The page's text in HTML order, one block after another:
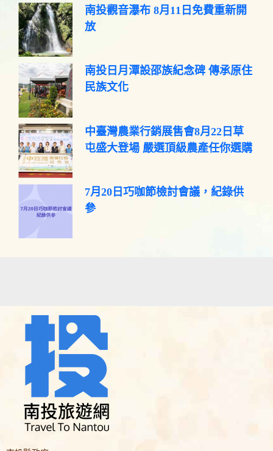
南投觀音瀑布 8月11日免費重新開
放
南投日月潭設邵族紀念碑 傳承原住
民族文化
中臺灣農業行銷展售會8月22日草
屯盛大登場 嚴選頂級農產任你選購
7月20日巧咖節檢討會議，紀錄供
參